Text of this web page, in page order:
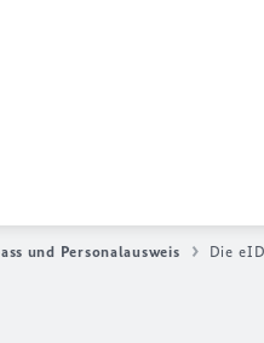
und Personalausweis Die